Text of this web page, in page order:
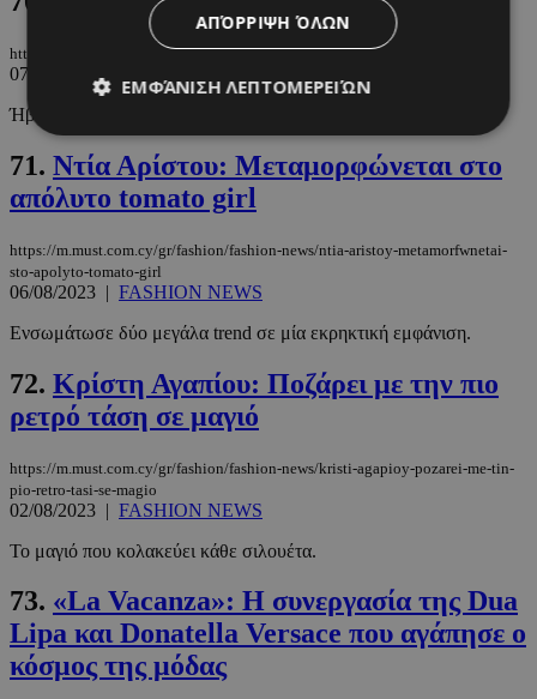
https://m.must.com.cy/gr/fashion/looks/happy-prints
07/08/2023 |
Ήβη Αδάμου
71. Ντία Αρίστου: Μεταμορφώνεται στο
απόλυτο tomato girl
https://m.must.com.cy/gr/fashion/fashion-news/ntia-aristoy-metamorfwnetai-
sto-apolyto-tomato-girl
06/08/2023 | FASHION NEWS
Ενσωμάτωσε δύο μεγάλα trend σε μία εκρηκτική εμφάνιση.
72. Κρίστη Αγαπίου: Ποζάρει με την πιο
ρετρό τάση σε μαγιό
https://m.must.com.cy/gr/fashion/fashion-news/kristi-agapioy-pozarei-me-tin-
pio-retro-tasi-se-magio
02/08/2023 | FASHION NEWS
Το μαγιό που κολακεύει κάθε σιλουέτα.
73. «La Vacanza»: H συνεργασία της Dua
Lipa και Donatella Versace που αγάπησε ο
κόσμος της μόδας
ΑΠΌΡΡΙΨΗ ΌΛΩΝ
ΕΜΦΆΝΙΣΗ ΛΕΠΤΟΜΕΡΕΙΏΝ
Απολύτως απαραίτητα
Απόδοσης
Στόχευσης
Μη ταξινομημένα
Τα απολύτως απαραίτητα cookies επιτρέπουν
σύνδεση χρήστη και τη διαχείριση λογαριασμού.
χωρίς τα απολύτως απαραίτητα cookies.
Ονοματεπώνυμο
PinToTopCookie www.must.com.cy 12 ώρες